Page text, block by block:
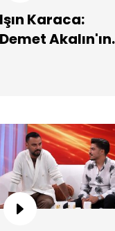
Işın Karaca:
Demet Akalın'ın